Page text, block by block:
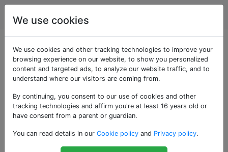
Cuisine
Questions marquées
«chicken-breast»
16
Comment puis-je piler le poulet
(ou autre viande) sans faire de
gâchis?
Malgré tous mes efforts, ma cuisine (et
We use cookies
We use cookies and other tracking technologies to improve your
browsing experience on our website, to show you personalized
content and targeted ads, to analyze our website traffic, and to
understand where our visitors are coming from.
By continuing, you consent to our use of cookies and other
tracking technologies and affirm you're at least 16 years old or
have consent from a parent or guardian.
You can read details in our Cookie policy and Privacy policy.